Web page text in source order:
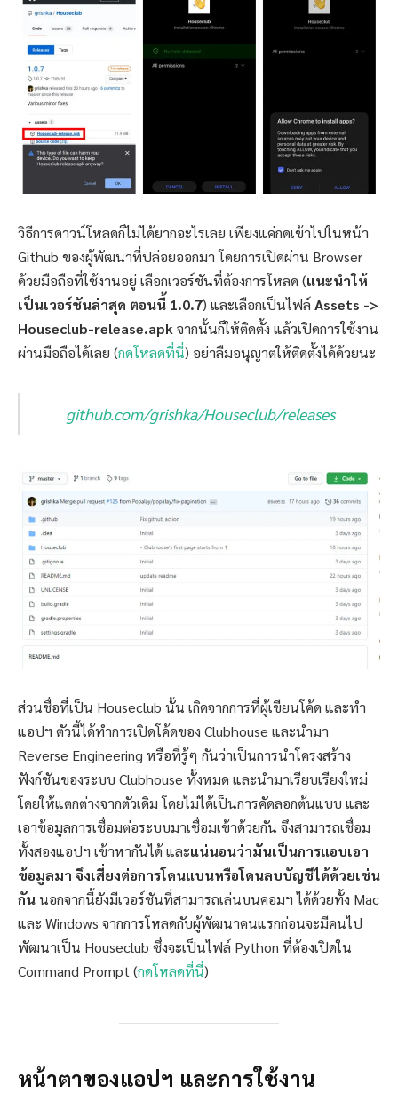
วิธีการดาวน์โหลดก็ไม่ได้ยากอะไรเลย เพียงแค่กดเข้าไปในหน้า
Github ของผู้พัฒนาที่ปล่อยออกมา โดยการเปิดผ่าน Browser
ด้วยมือถือที่ใช้งานอยู่ เลือกเวอร์ชันที่ต้องการโหลด (แนะนำให้
เป็นเวอร์ชันล่าสุด ตอนนี้ 1.0.7) และเลือกเป็นไฟล์Assets ->
Houseclub-release.apk จากนั้นก็ให้ติดตั้ง แล้วเปิดการใช้งาน
ผ่านมือถือได้เลย (กดโหลดที่นี่) อย่าลืมอนุญาตให้ติดตั้งได้ด้วยนะ
github.com/grishka/Houseclub/releases
ส่วนชื่อที่เป็น Houseclub นั้น เกิดจากการที่ผู้เขียนโค้ด และทำ
แอปฯ ตัวนี้ได้ทำการเปิดโค้ดของ Clubhouse และนำมา
Reverse Engineering หรือที่รู้ๆ กันว่าเป็นการนำโครงสร้าง
ฟังก์ชันของระบบ Clubhouse ทั้งหมด และนำมาเรียบเรียงใหม่
โดยให้แตกต่างจากตัวเดิม โดยไม่ได้เป็นการคัดลอกต้นแบบ และ
เอาข้อมูลการเชื่อมต่อระบบมาเชื่อมเข้าด้วยกัน จึงสามารถเชื่อม
ทั้งสองแอปฯ เข้าหากันได้ และแน่นอนว่ามันเป็นการแอบเอา
ข้อมูลมา จึงเสี่ยงต่อการโดนแบนหรือโดนลบบัญชีได้ด้วยเช่น
กันนอกจากนี้ยังมีเวอร์ชันที่สามารถเล่นบนคอมฯ ได้ด้วยทั้ง Mac
และ Windows จากการโหลดกับผู้พัฒนาคนแรกก่อนจะมีคนไป
พัฒนาเป็น Houseclub ซึ่งจะเป็นไฟล์ Python ที่ต้องเปิดใน
Command Prompt (กดโหลดที่นี่)
หน้าตาของแอปฯ และการใช้งาน